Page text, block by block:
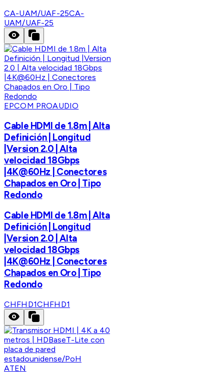
CA-UAM/UAF-25CA-
UAM/UAF-25
EPCOM PROAUDIO
Cable HDMI de 1.8m | Alta
Definición | Longitud
|Version 2.0 | Alta
velocidad 18Gbps
|4K@60Hz | Conectores
Chapados en Oro | Tipo
Redondo
Cable HDMI de 1.8m | Alta
Definición | Longitud
|Version 2.0 | Alta
velocidad 18Gbps
|4K@60Hz | Conectores
Chapados en Oro | Tipo
Redondo
CHFHD1CHFHD1
ATEN